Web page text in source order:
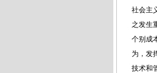
社会主
之发生
个别成
为，发
技术和